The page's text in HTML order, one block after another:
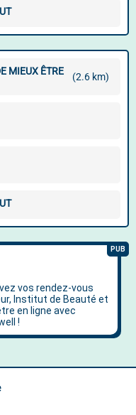
MIEUX ÊTRE
(2.6 km)